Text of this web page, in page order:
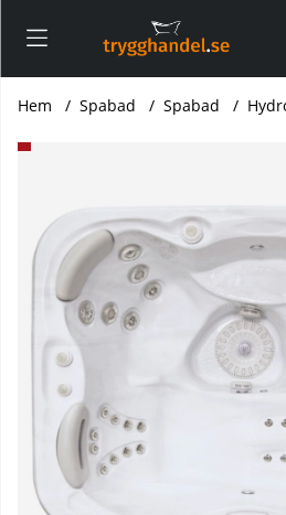
Hem Spabad Spabad
Produktbilder Signature Self-